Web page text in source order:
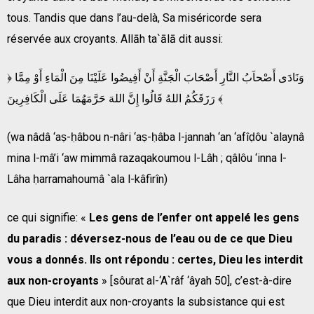
tous. Tandis que dans l’au-delà, Sa miséricorde sera
réservée aux croyants. Allāh ta`ālā dit aussi:
﴿ وَنَادَى أَصْحاَبُ النَّارِ أَصْحَابَ الْجَنَّةِ أَنْ أَفِيضُوا عَلَيْنَا مِنَ الْمَاءِ أَوْ مِمَّا
رَزَقَكُمُ اللهُ قَالُوا إِنَّ اللهَ حَرَّمَهُمَا عَلَى الْكَافِرِينَ ﴾
(wa nâdâ ‘aṣ-ḥâbou n-nâri ‘aṣ-ḥâba l-jannah ‘an ‘afîḍôu `alaynâ
mina l-mâ’i ‘aw mimmâ razaqakoumou l-Lâh ; qâlôu ‘inna l-
Lâha ḥarramahoumâ `ala l-kâfirîn)
ce qui signifie: « Les gens de l’enfer ont appelé les gens
du paradis : déversez-nous de l’eau ou de ce que Dieu
vous a donnés. Ils ont répondu : certes, Dieu les interdit
aux non-croyants » [sôurat al-‘A`râf ‘âyah 50], c’est-à-dire
que Dieu interdit aux non-croyants la subsistance qui est